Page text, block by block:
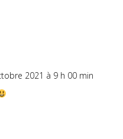
2021 à 9 h 00 min